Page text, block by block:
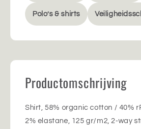
Polo’s & shirts
Productomschrijving
Shirt, 58% organic cotton / 40%
2% elastane, 125 gr/m2, 2-way